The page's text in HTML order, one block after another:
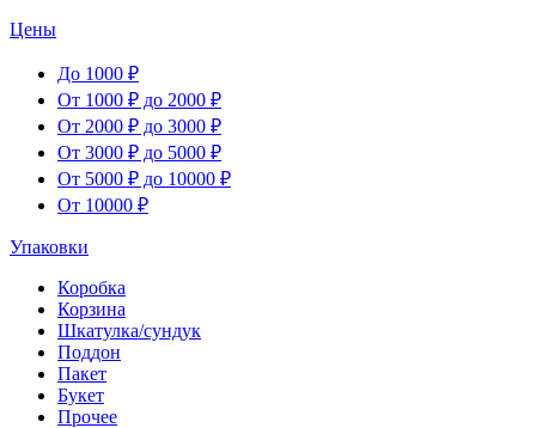
Цены
До 1000 ₽
От 1000 ₽ до 2000 ₽
От 2000 ₽ до 3000 ₽
От 3000 ₽ до 5000 ₽
От 5000 ₽ до 10000 ₽
От 10000 ₽
Упаковки
Коробка
Корзина
Шкатулка/сундук
Поддон
Пакет
Букет
Прочее